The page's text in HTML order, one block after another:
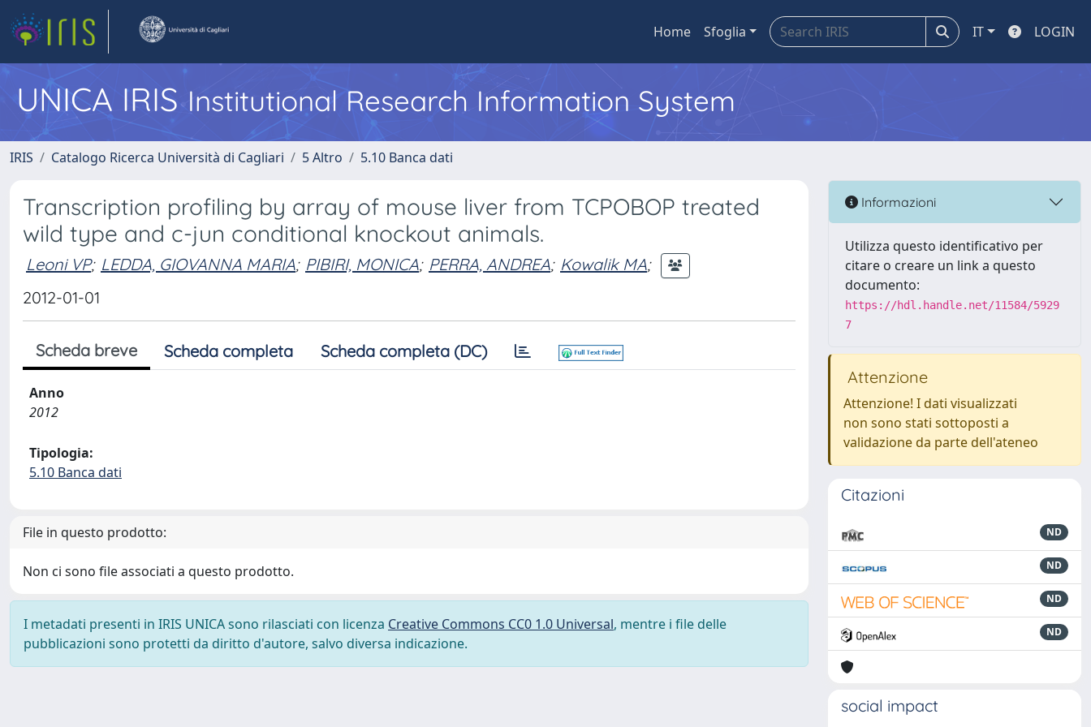
Home Sfoglia IT LOGIN
UNICA IRISInstitutional Research Information System
IRIS Catalogo Ricerca Università di Cagliari 5 Altro 5.10 Banca dati
Transcription profiling by array of mouse liver from TCPOBOP treated
wild type and c-jun conditional knockout animals.
Leoni VP; LEDDA, GIOVANNA MARIA; PIBIRI, MONICA; PERRA, ANDREA; Kowalik MA;
2012-01-01
Scheda breve Scheda completa Scheda completa (DC)
Anno
2012
Tipologia:
5.10 Banca dati
File in questo prodotto:
Non ci sono file associati a questo prodotto.
I metadati presenti in IRIS UNICA sono rilasciati con licenza Creative Commons CC0 1.0 Universal, mentre i file delle
pubblicazioni sono protetti da diritto d'autore, salvo diversa indicazione.
Informazioni
Utilizza questo identificativo per
citare o creare un link a questo
documento:
https://hdl.handle.net/11584/5929
7
Attenzione
Attenzione! I dati visualizzati
non sono stati sottoposti a
validazione da parte dell'ateneo
Citazioni
ND
ND
ND
ND
social impact